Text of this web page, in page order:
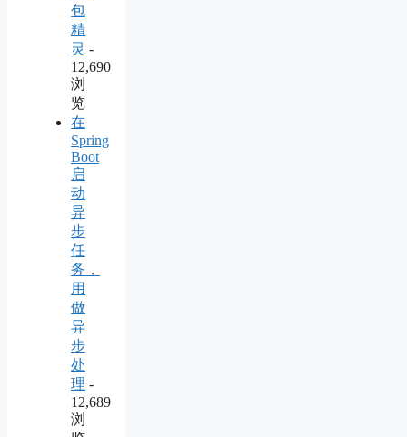
包
精
灵 -
12,690
浏
览
在
Spring
Boot
启
动
异
步
任
务，
用
做
异
步
处
理 -
12,689
浏